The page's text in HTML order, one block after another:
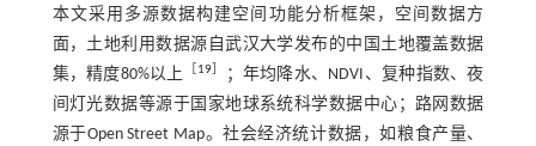
本文采用多源数据构建空间功能分析框架，空间数据方
面，土地利用数据源自武汉大学发布的中国土地覆盖数据
集，精度80%以上
19］
；年均降水、NDVI、复种指数、夜
间灯光数据等源于国家地球系统科学数据中心；路网数据
源于Open Street Map。社会经济统计数据，如粮食产量、